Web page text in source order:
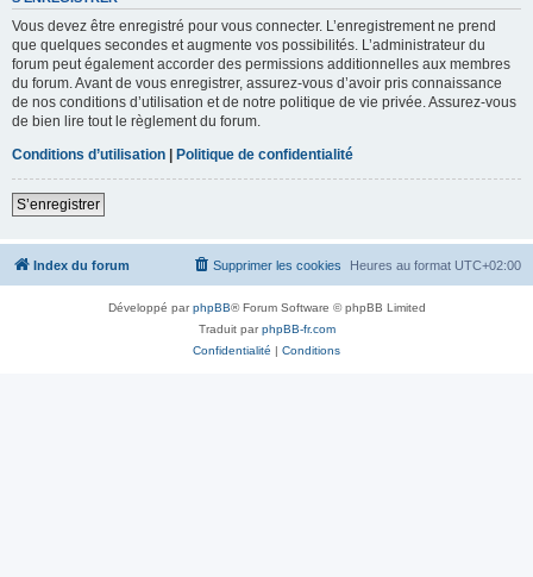
Vous devez être enregistré pour vous connecter. L’enregistrement ne prend
que quelques secondes et augmente vos possibilités. L’administrateur du
forum peut également accorder des permissions additionnelles aux membres
du forum. Avant de vous enregistrer, assurez-vous d’avoir pris connaissance
de nos conditions d’utilisation et de notre politique de vie privée. Assurez-vous
de bien lire tout le règlement du forum.
Conditions d’utilisation | Politique de confidentialité
S’enregistrer
Index du forum Heures au format UTC+02:00
Supprimer les cookies
Développé parphpBB® Forum Software © phpBB Limited
Traduit parphpBB-fr.com
Confidentialité | Conditions